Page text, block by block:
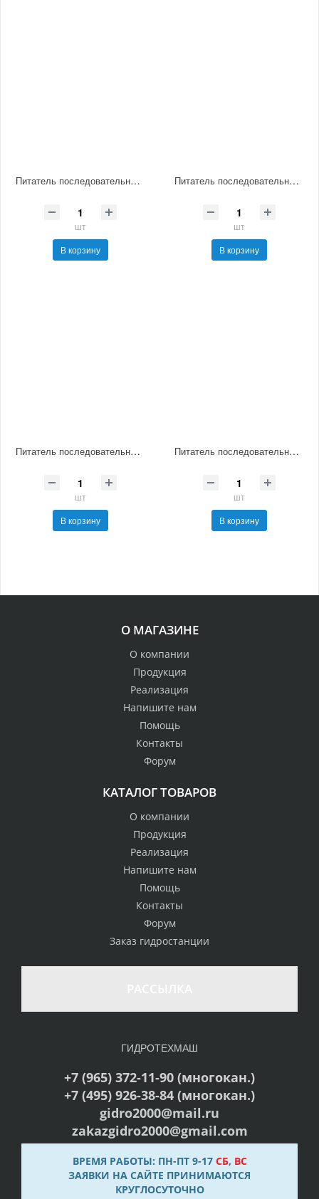
Питатель последовательный смазочный МИ-4
шт
В корзину
Питатель последовательный смазочный МИ-5
шт
В корзину
Питатель последовательный смазочный МИ-6
шт
В корзину
Питатель последовательный смазочный МИ-7
шт
В корзину
О МАГАЗИНЕ
О компании
Продукция
Реализация
Напишите нам
Помощь
Контакты
Форум
КАТАЛОГ ТОВАРОВ
О компании
Продукция
Реализация
Напишите нам
Помощь
Контакты
Форум
Заказ гидростанции
ГИДРОТЕХМАШ
+7 (965) 372-11-90 (многокан.)
+7 (495) 926-38-84 (многокан.)
gidro2000@mail.ru
zakazgidro2000@gmail.com
ВРЕМЯ РАБОТЫ: ПН-ПТ 9-17 СБ, ВС
ЗАЯВКИ НА САЙТЕ ПРИНИМАЮТСЯ
КРУГЛОСУТОЧНО